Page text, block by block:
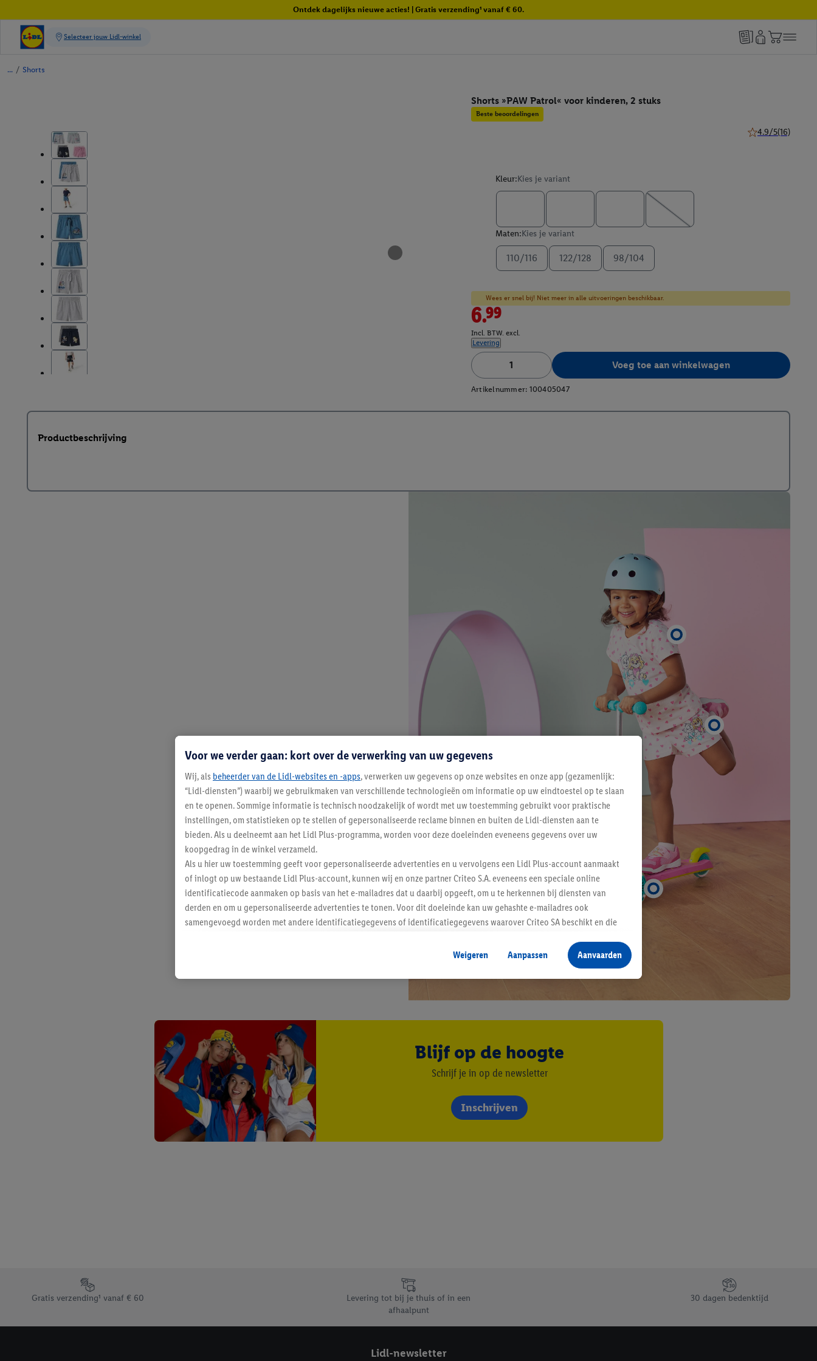
Ontdek dagelijks nieuwe acties! | Gratis verzending¹ vanaf € 60.
/ Shorts
Shorts »PAW Patrol« voor kinderen, 2 stuks
Beste beoordelingen
4.9/5(16)
Kleur:Kies je variant
Maten:Kies je variant
110/116 122/128 98/104
Wees er snel bij! Niet meer in alle uitvoeringen beschikbaar.
6.99
Incl. BTW. excl.
Levering
Voeg toe aan winkelwagen
Artikelnummer: 100405047
Productbeschrijving
Blijf op de hoogte
Schrijf je in op de newsletter
Inschrijven
Footerelement met de verschillende USPs van Lidl.be
Gratis verzending¹ vanaf € 60
Levering tot bij je thuis of in een
afhaalpunt
30 dagen bedenktijd
Lidl-newsletter
Voor we verder gaan: kort over de verwerking van uw gegevens
Wij, als beheerder van de Lidl-websites en -apps, verwerken uw gegevens op onze websites en onze app (gezamenlijk:
“Lidl-diensten”) waarbij we gebruikmaken van verschillende technologieën om informatie op uw eindtoestel op te slaan
en te openen. Sommige informatie is technisch noodzakelijk of wordt met uw toestemming gebruikt voor praktische
instellingen, om statistieken op te stellen of gepersonaliseerde reclame binnen en buiten de Lidl-diensten aan te
bieden. Als u deelneemt aan het Lidl Plus-programma, worden voor deze doeleinden eveneens gegevens over uw
koopgedrag in de winkel verzameld.
Als u hier uw toestemming geeft voor gepersonaliseerde advertenties en u vervolgens een Lidl Plus-account aanmaakt
of inlogt op uw bestaande Lidl Plus-account, kunnen wij en onze partner Criteo S.A. eveneens een speciale online
identificatiecode aanmaken op basis van het e-mailadres dat u daarbij opgeeft, om u te herkennen bij diensten van
derden en om u gepersonaliseerde advertenties te tonen. Voor dit doeleinde kan uw gehashte e-mailadres ook
samengevoegd worden met andere identificatiegegevens of identificatiegegevens waarover Criteo SA beschikt en die
Als u hiermee akkoord gaat, kunnen advertenties in het kader van retargeting, d.w.z. advertenties voor producten waarin
u interesse hebt getoond (bijvoorbeeld door het product in de webshop aan uw winkelmandje toe te voegen, maar het
niet te kopen), ook op verschillende apparaten en verschillende Lidl-diensten worden weergegeven als er met behulp
Onder “Aanpassen” kunt u individuele doeleinden toestaan en meer informatie vinden over de gegevensverwerking.
Door op “weigeren” te klikken, kunt u alleen het gebruik van de noodzakelijke technologieën toestaan. Door op
“aanvaarden” te klikken, stemt u in met alle verwerkingen voor alle bovengenoemde doeleinden. Meer informatie,
waaronder de bewaartermijn van de gegevens en uw recht om uw toestemming te allen tijde met vooruitwerkende
kracht in te trekken, vindt u in onze
Je vindt het impressum hier.
Weigeren Aanpassen Aanvaarden